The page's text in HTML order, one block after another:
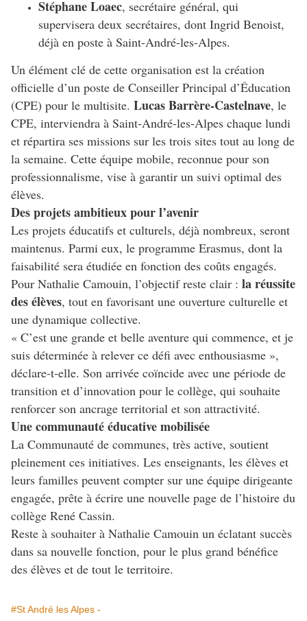
Stéphane Loaec, secrétaire général, qui
supervisera deux secrétaires, dont Ingrid Benoist,
déjà en poste à Saint-André-les-Alpes.
Un élément clé de cette organisation est la création
officielle d’un poste de Conseiller Principal d’Éducation
(CPE) pour le multisite. Lucas Barrère-Castelnave, le
CPE, interviendra à Saint-André-les-Alpes chaque lundi
et répartira ses missions sur les trois sites tout au long de
la semaine. Cette équipe mobile, reconnue pour son
professionnalisme, vise à garantir un suivi optimal des
élèves.
Des projets ambitieux pour l’avenir
Les projets éducatifs et culturels, déjà nombreux, seront
maintenus. Parmi eux, le programme Erasmus, dont la
faisabilité sera étudiée en fonction des coûts engagés.
Pour Nathalie Camouin, l’objectif reste clair : la réussite
des élèves, tout en favorisant une ouverture culturelle et
une dynamique collective.
« C’est une grande et belle aventure qui commence, et je
suis déterminée à relever ce défi avec enthousiasme »,
déclare-t-elle. Son arrivée coïncide avec une période de
transition et d’innovation pour le collège, qui souhaite
renforcer son ancrage territorial et son attractivité.
Une communauté éducative mobilisée
La Communauté de communes, très active, soutient
pleinement ces initiatives. Les enseignants, les élèves et
leurs familles peuvent compter sur une équipe dirigeante
engagée, prête à écrire une nouvelle page de l’histoire du
collège René Cassin.
Reste à souhaiter à Nathalie Camouin un éclatant succès
dans sa nouvelle fonction, pour le plus grand bénéfice
des élèves et de tout le territoire.
#St André les Alpes -